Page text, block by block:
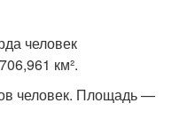
человек
км².
человек. Площадь —